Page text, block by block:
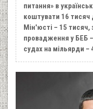
питання» в
коштувати 16 тисяч
Мін'юсті – 15 тисяч,
провадження у БЕБ
судах на мільярди